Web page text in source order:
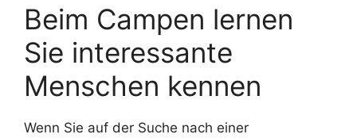
Beim Campen lernen
Sie interessante
Menschen kennen
Wenn Sie auf der Suche nach einer